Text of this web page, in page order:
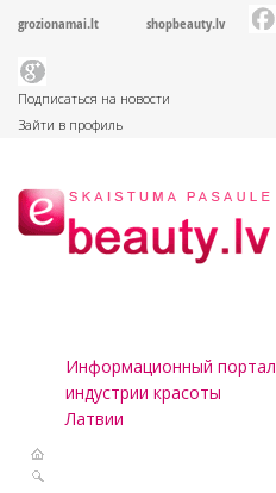
grozionamai.lt shopbeauty.lv
Подписаться на новости
Зайти в профиль
Информационный портал
индустрии красоты
Латвии